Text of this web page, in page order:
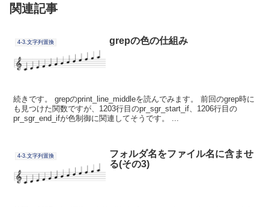
関連記事
4-3.文字列置換 grepの色の仕組み
続きです。 grepのprint_line_middleを読んでみます。 前回のgrep時に
も見つけた関数ですが、1203行目のpr_sgr_start_if、1206行目の
pr_sgr_end_ifが色制御に関連してそうです。 ...
4-3.文字列置換
フォルダ名をファイル名に含ませ
る(その3)